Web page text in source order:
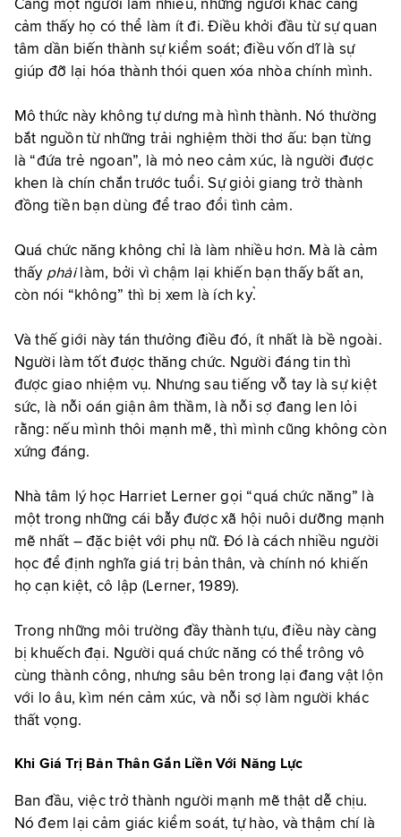
Càng một người làm nhiều, những người khác càng
cảm thấy họ có thể làm ít đi. Điều khởi đầu từ sự quan
tâm dần biến thành sự kiểm soát; điều vốn dĩ là sự
giúp đỡ lại hóa thành thói quen xóa nhòa chính mình.
Mô thức này không tự dưng mà hình thành. Nó thường
bắt nguồn từ những trải nghiệm thời thơ ấu: bạn từng
là “đứa trẻ ngoan”, là mỏ neo cảm xúc, là người được
khen là chín chắn trước tuổi. Sự giỏi giang trở thành
đồng tiền bạn dùng để trao đổi tình cảm.
Quá chức năng không chỉ là làm nhiều hơn. Mà là cảm
thấy phảilàm, bởi vì chậm lại khiến bạn thấy bất an,
còn nói “không” thì bị xem là ích kỷ.
Và thế giới này tán thưởng điều đó, ít nhất là bề ngoài.
Người làm tốt được thăng chức. Người đáng tin thì
được giao nhiệm vụ. Nhưng sau tiếng vỗ tay là sự kiệt
sức, là nỗi oán giận âm thầm, là nỗi sợ đang len lỏi
rằng: nếu mình thôi mạnh mẽ, thì mình cũng không còn
xứng đáng.
Nhà tâm lý học Harriet Lerner gọi “quá chức năng” là
một trong những cái bẫy được xã hội nuôi dưỡng mạnh
mẽ nhất – đặc biệt với phụ nữ. Đó là cách nhiều người
học để định nghĩa giá trị bản thân, và chính nó khiến
họ cạn kiệt, cô lập (Lerner, 1989).
Trong những môi trường đầy thành tựu, điều này càng
bị khuếch đại. Người quá chức năng có thể trông vô
cùng thành công, nhưng sâu bên trong lại đang vật lộn
với lo âu, kìm nén cảm xúc, và nỗi sợ làm người khác
thất vọng.
Khi Giá Trị Bản Thân Gắn Liền Với Năng Lực
Ban đầu, việc trở thành người mạnh mẽ thật dễ chịu.
Nó đem lại cảm giác kiểm soát, tự hào, và thậm chí là